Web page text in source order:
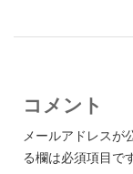
コメント
メールアドレスが
る欄は必須項目で